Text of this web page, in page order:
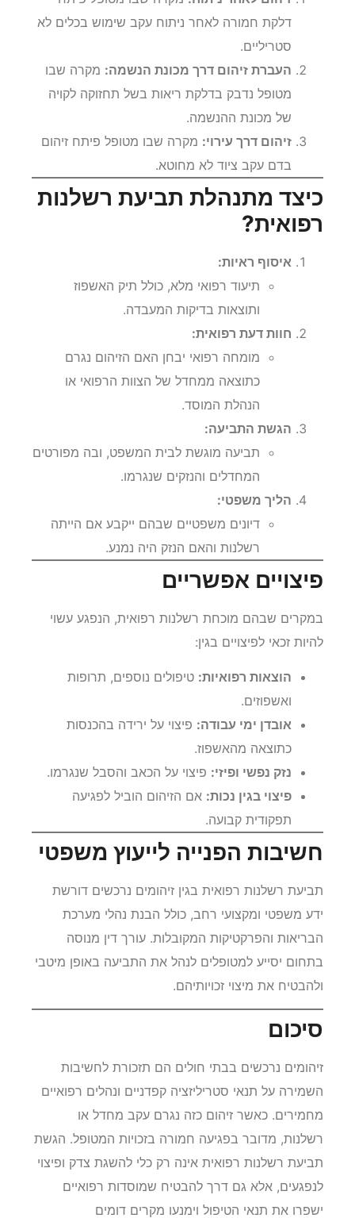
דלקת חמורה לאחר ניתוח עקב שימוש בכלים לא
סטריליים.
העברת זיהום דרך מכונת הנשמה: מקרה שבו
מטופל נדבק בדלקת ריאות בשל תחזוקה לקויה
של מכונת ההנשמה.
זיהום דרך עירוי: מקרה שבו מטופל פיתח זיהום
בדם עקב ציוד לא מחוטא.
כיצד מתנהלת תביעת רשלנות
רפואית?
איסוף ראיות:
תיעוד רפואי מלא, כולל תיק האשפוז
ותוצאות בדיקות המעבדה.
חוות דעת רפואית:
מומחה רפואי יבחן האם הזיהום נגרם
כתוצאה ממחדל של הצוות הרפואי או
הנהלת המוסד.
הגשת התביעה:
תביעה מוגשת לבית המשפט, ובה מפורטים
המחדלים והנזקים שנגרמו.
הליך משפטי:
דיונים משפטיים שבהם ייקבע אם הייתה
רשלנות והאם הנזק היה נמנע.
פיצויים אפשריים
במקרים שבהם מוכחת רשלנות רפואית, הנפגע עשוי
להיות זכאי לפיצויים בגין:
הוצאות רפואיות: טיפולים נוספים, תרופות
ואשפוזים.
אובדן ימי עבודה: פיצוי על ירידה בהכנסות
כתוצאה מהאשפוז.
נזק נפשי ופיזי: פיצוי על הכאב והסבל שנגרמו.
פיצוי בגין נכות: אם הזיהום הוביל לפגיעה
תפקודית קבועה.
חשיבות הפנייה לייעוץ משפטי
תביעת רשלנות רפואית בגין זיהומים נרכשים דורשת
ידע משפטי ומקצועי רחב, כולל הבנת נהלי מערכת
הבריאות והפרקטיקות המקובלות. עורך דין מנוסה
בתחום יסייע למטופלים לנהל את התביעה באופן מיטבי
ולהבטיח את מיצוי זכויותיהם.
סיכום
זיהומים נרכשים בבתי חולים הם תזכורת לחשיבות
השמירה על תנאי סטריליזציה קפדניים ונהלים רפואיים
מחמירים. כאשר זיהום כזה נגרם עקב מחדל או
רשלנות, מדובר בפגיעה חמורה בזכויות המטופל. הגשת
תביעת רשלנות רפואית אינה רק כלי להשגת צדק ופיצוי
לנפגעים, אלא גם דרך להבטיח שמוסדות רפואיים
ישפרו את תנאי הטיפול וימנעו מקרים דומים